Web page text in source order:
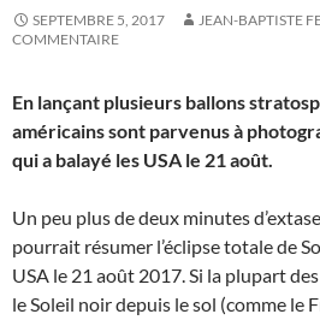
SEPTEMBRE 5, 2017 JEAN-BAPTISTE
COMMENTAIRE
En lançant plusieurs ballons
américains sont parvenus à
qui a balayé les USA le 21 août.
Un peu plus de deux minutes d’extase
pourrait résumer l’éclipse totale de
USA le 21 août 2017. Si la plupart
le Soleil noir depuis le sol (comme le